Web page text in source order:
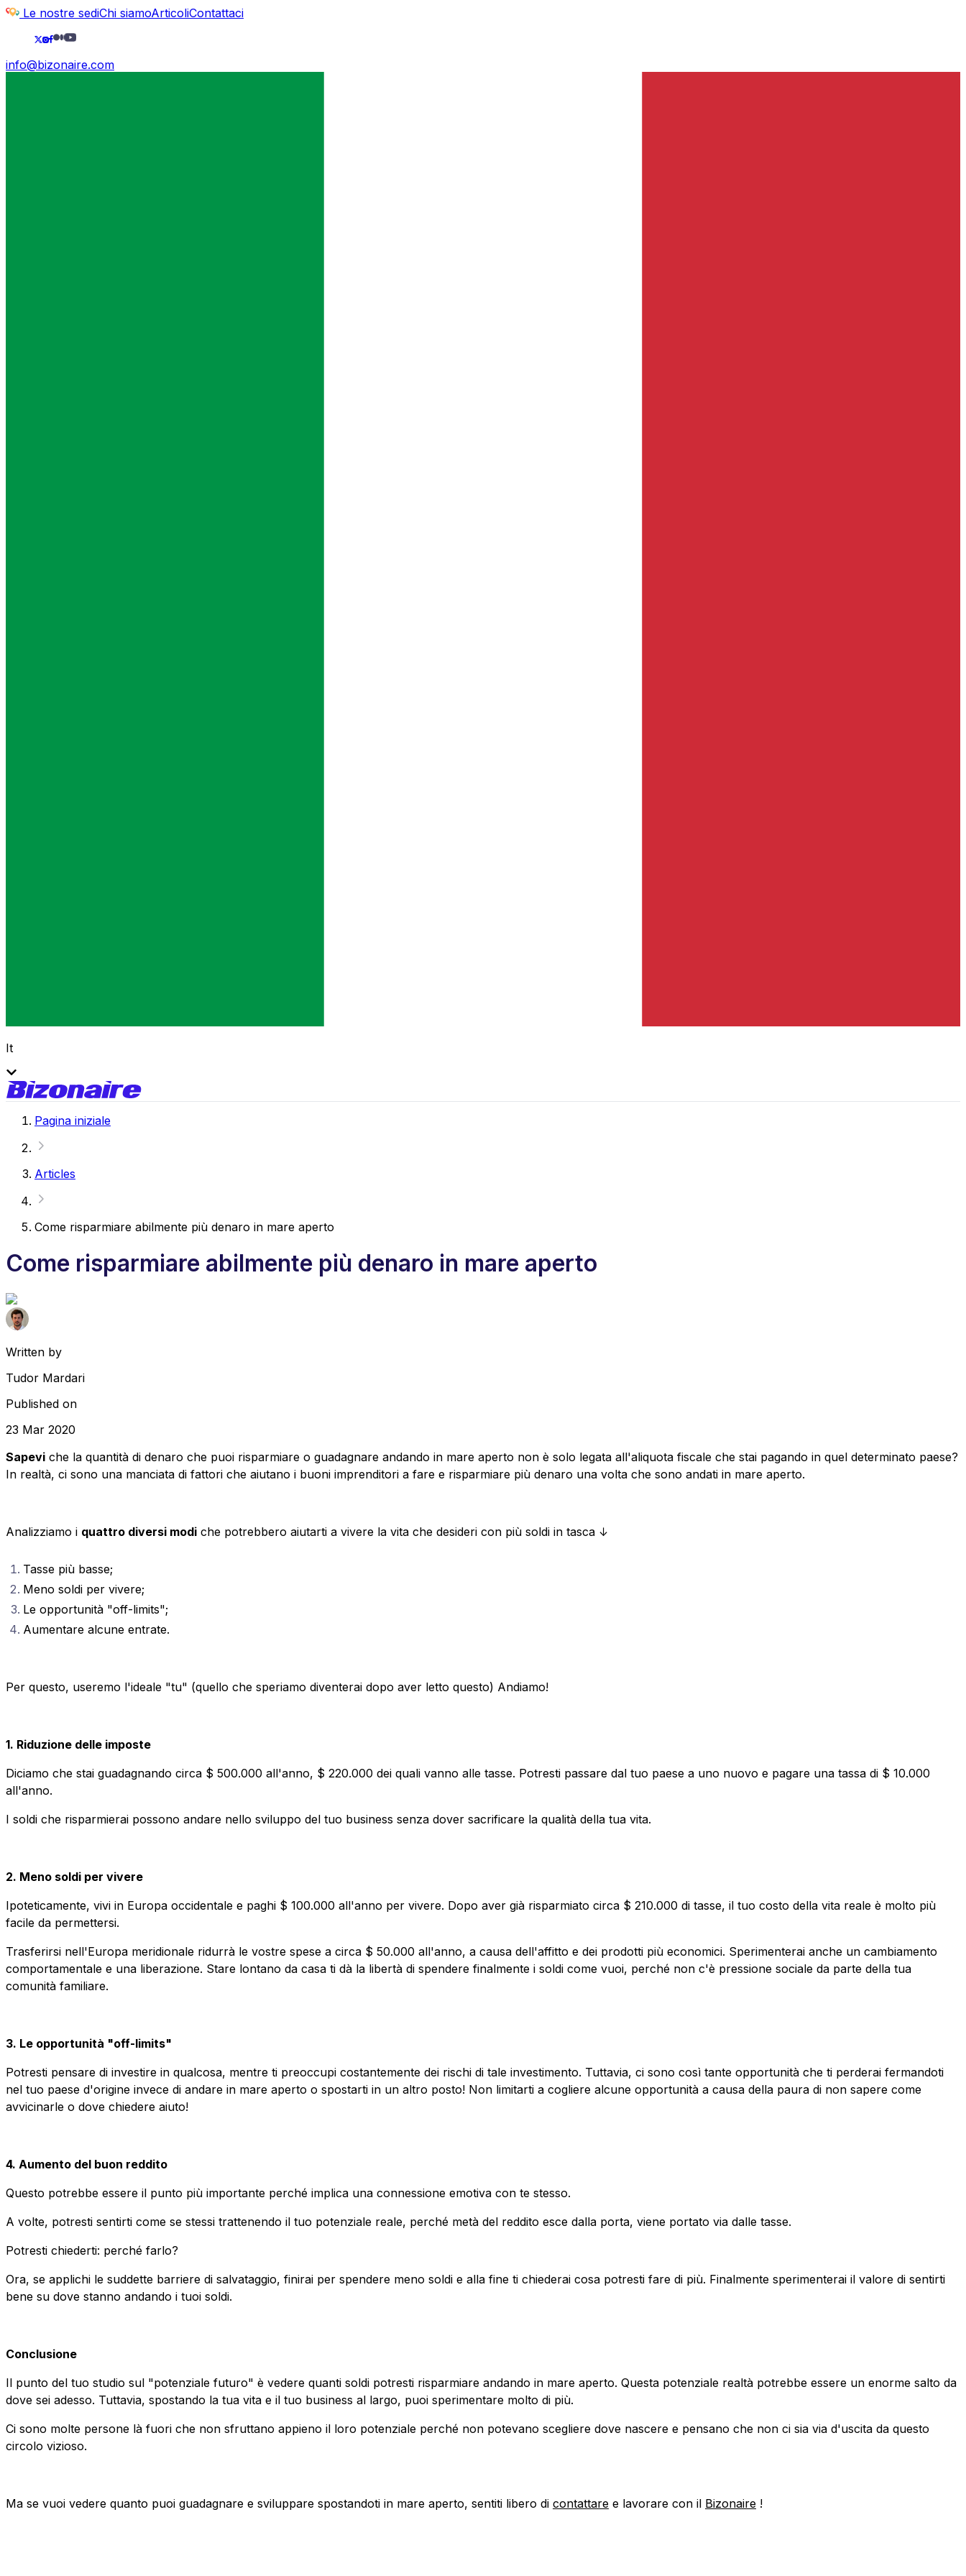
Le nostre sediChi siamoArticoliContattaci
info@bizonaire.com
It
Pagina iniziale
Articles
Come risparmiare abilmente più denaro in mare aperto
Come risparmiare abilmente più denaro in mare aperto
Written by
Tudor Mardari
Published on
23 Mar 2020
Sapevi che la quantità di denaro che puoi risparmiare o guadagnare andando in mare aperto non è solo legata all'aliquota fiscale che stai pagando in quel determinato paese?
In realtà, ci sono una manciata di fattori che aiutano i buoni imprenditori a fare e risparmiare più denaro una volta che sono andati in mare aperto.
Analizziamo i quattro diversi modi che potrebbero aiutarti a vivere la vita che desideri con più soldi in tasca ↓
Tasse più basse;
Meno soldi per vivere;
Le opportunità "off-limits";
Aumentare alcune entrate.
Per questo, useremo l'ideale "tu" (quello che speriamo diventerai dopo aver letto questo) Andiamo!
1. Riduzione delle imposte
Diciamo che stai guadagnando circa $ 500.000 all'anno, $ 220.000 dei quali vanno alle tasse. Potresti passare dal tuo paese a uno nuovo e pagare una tassa di $ 10.000
all'anno.
I soldi che risparmierai possono andare nello sviluppo del tuo business senza dover sacrificare la qualità della tua vita.
2. Meno soldi per vivere
Ipoteticamente, vivi in Europa occidentale e paghi $ 100.000 all'anno per vivere. Dopo aver già risparmiato circa $ 210.000 di tasse, il tuo costo della vita reale è molto più
facile da permettersi.
Trasferirsi nell'Europa meridionale ridurrà le vostre spese a circa $ 50.000 all'anno, a causa dell'affitto e dei prodotti più economici. Sperimenterai anche un cambiamento
comportamentale e una liberazione. Stare lontano da casa ti dà la libertà di spendere finalmente i soldi come vuoi, perché non c'è pressione sociale da parte della tua
comunità familiare.
3. Le opportunità "off-limits"
Potresti pensare di investire in qualcosa, mentre ti preoccupi costantemente dei rischi di tale investimento. Tuttavia, ci sono così tante opportunità che ti perderai fermandoti
nel tuo paese d'origine invece di andare in mare aperto o spostarti in un altro posto! Non limitarti a cogliere alcune opportunità a causa della paura di non sapere come
avvicinarle o dove chiedere aiuto!
4. Aumento del buon reddito
Questo potrebbe essere il punto più importante perché implica una connessione emotiva con te stesso.
A volte, potresti sentirti come se stessi trattenendo il tuo potenziale reale, perché metà del reddito esce dalla porta, viene portato via dalle tasse.
Potresti chiederti: perché farlo?
Ora, se applichi le suddette barriere di salvataggio, finirai per spendere meno soldi e alla fine ti chiederai cosa potresti fare di più. Finalmente sperimenterai il valore di sentirti
bene su dove stanno andando i tuoi soldi.
Conclusione
Il punto del tuo studio sul "potenziale futuro" è vedere quanti soldi potresti risparmiare andando in mare aperto. Questa potenziale realtà potrebbe essere un enorme salto da
dove sei adesso. Tuttavia, spostando la tua vita e il tuo business al largo, puoi sperimentare molto di più.
Ci sono molte persone là fuori che non sfruttano appieno il loro potenziale perché non potevano scegliere dove nascere e pensano che non ci sia via d'uscita da questo
circolo vizioso.
Ma se vuoi vedere quanto puoi guadagnare e sviluppare spostandoti in mare aperto, sentiti libero di contattare e lavorare con il Bizonaire !